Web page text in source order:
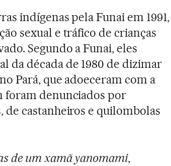
indígenas pela Funai em 1991,
sexual e tráfico de crianças
Segundo a Funai, eles
da década de 1980 de dizimar
Pará, que adoeceram com a
foram denunciados por
castanheiros e quilombolas
de um xamã yanomami,